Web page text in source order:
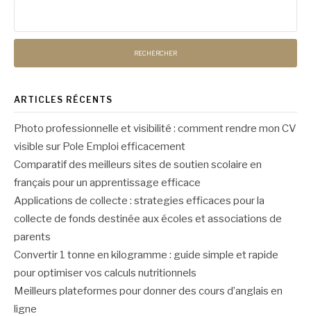
ARTICLES RÉCENTS
Photo professionnelle et visibilité : comment rendre mon CV
visible sur Pole Emploi efficacement
Comparatif des meilleurs sites de soutien scolaire en
français pour un apprentissage efficace
Applications de collecte : strategies efficaces pour la
collecte de fonds destinée aux écoles et associations de
parents
Convertir 1 tonne en kilogramme : guide simple et rapide
pour optimiser vos calculs nutritionnels
Meilleurs plateformes pour donner des cours d’anglais en
ligne